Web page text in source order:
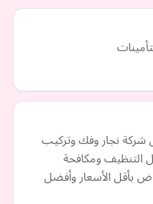
شركة نجار وفك وتركيب
التنظيف ومكافحة
بأقل الأسعار وأفضل